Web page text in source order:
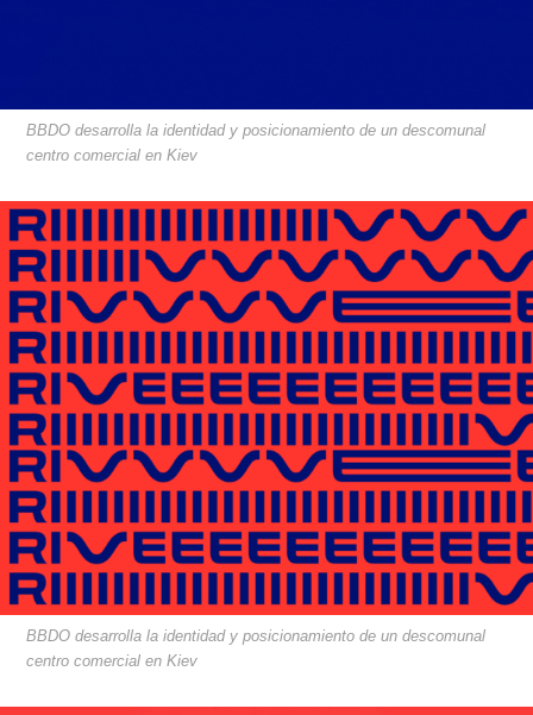
BBDO desarrolla la identidad y posicionamiento de un descomunal
centro comercial en Kiev
BBDO desarrolla la identidad y posicionamiento de un descomunal
centro comercial en Kiev